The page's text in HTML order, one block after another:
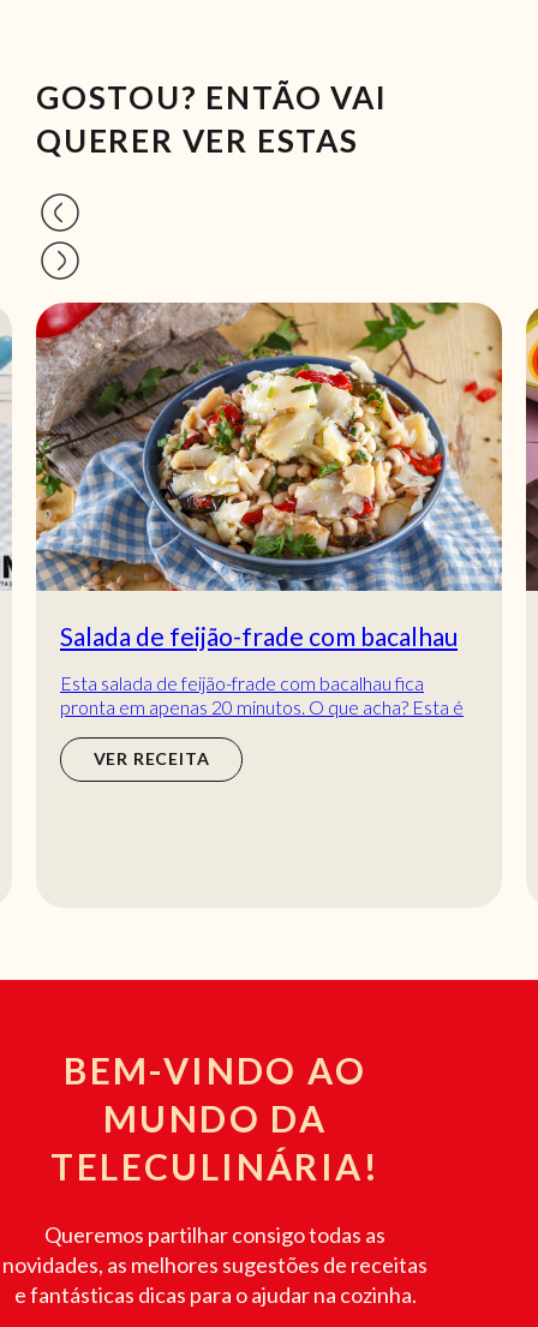
GOSTOU? ENTÃO VAI
QUERER VER ESTAS
Salada de feijão-frade com bacalhau
Esta salada de feijão-frade com bacalhau fica
pronta em apenas 20 minutos. O que acha? Esta é
VER RECEITA
BEM-VINDO AO
MUNDO DA
TELECULINÁRIA!
Queremos partilhar consigo todas as
novidades, as melhores sugestões de receitas
e fantásticas dicas para o ajudar na cozinha.